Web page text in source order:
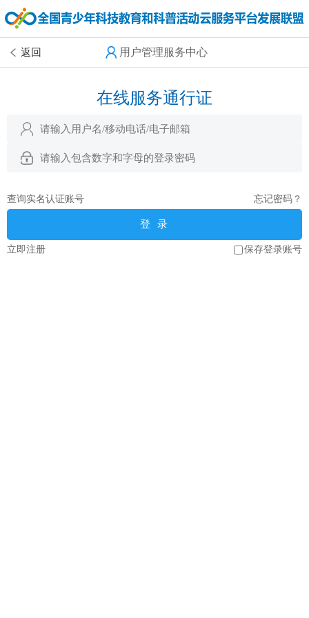
返回 用户管理服务中心
在线服务通行证
查询实名认证账号 忘记密码？
登 录
立即注册 保存登录账号